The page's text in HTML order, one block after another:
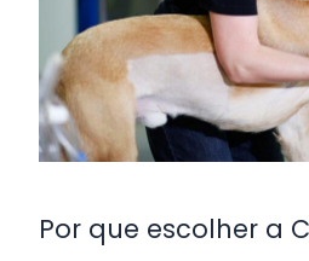
Por que escolher a
Cervet
para
o
cuidado
especializado